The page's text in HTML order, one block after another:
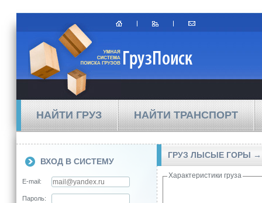
НАЙТИ ГРУЗ НАЙТИ ТРАНСПОРТ
ВХОД В СИСТЕМУ
E-mail:
Пароль:
ГРУЗ ЛЫСЫЕ ГОРЫ →
Характеристики груза